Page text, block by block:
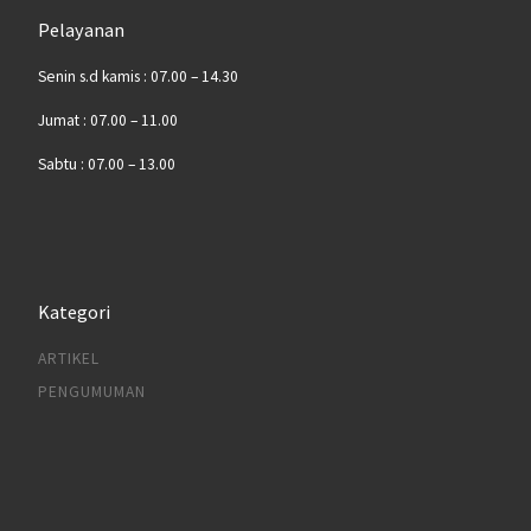
Pelayanan
Senin s.d kamis : 07.00 – 14.30
Jumat : 07.00 – 11.00
Sabtu : 07.00 – 13.00
Kategori
ARTIKEL
PENGUMUMAN